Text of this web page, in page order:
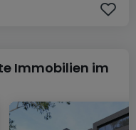
Immobilien im